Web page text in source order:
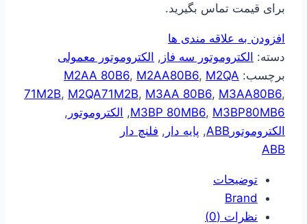
برای قیمت تماس بگیرید.
افزودن به علاقه مندی ها
دسته: الکتروموتور سه فاز , الکتروموتور معمولی
برچسب:
M2AA 80B6, M2AA80B6, M2QA
71M2B, M2QA71M2B, M3AA 80B6, M3AA80B6,
M3BP 80MB6, M3BP80MB6
, الکتروموتور ,
الکتروموتورABB
, پایه دار , فلنچ دار
ABB
توضیحات
Brand
نظرات (0)